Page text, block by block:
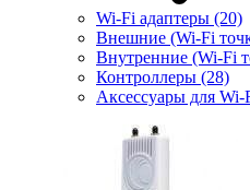
Wi-Fi адаптеры (20)
Внешние (Wi-Fi
Внутренние (Wi-Fi
Контроллеры (28)
Аксессуары для Wi-